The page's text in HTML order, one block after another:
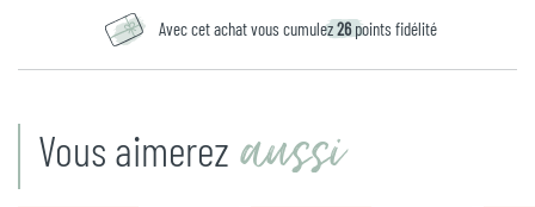
Avec cet achat vous cumulez26 points fidélité
Vous aimerez aussi